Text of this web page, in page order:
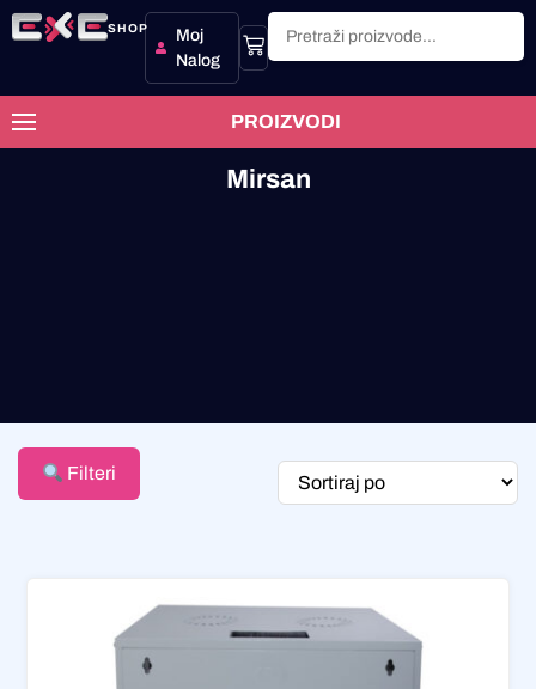
SHOP
Moj
Nalog
PROIZVODI
Mirsan
Filteri